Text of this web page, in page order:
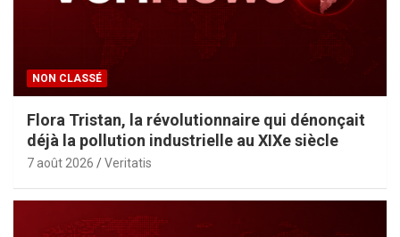
NON CLASSÉ
Flora Tristan, la révolutionnaire qui dénonçait
déjà la pollution industrielle au XIXe siècle
7 août 2026 Veritatis